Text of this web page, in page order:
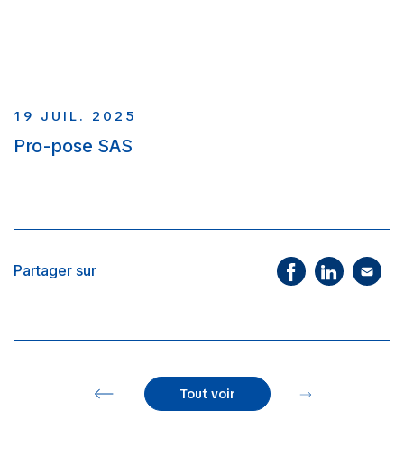
19 JUIL. 2025
Pro-pose SAS
Partager sur
Tout voir